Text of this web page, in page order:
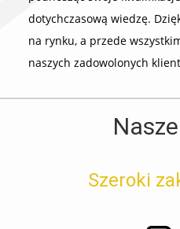
dotychczasową wiedzę.
na rynku, a przede
naszych zadowolonych
Szeroki